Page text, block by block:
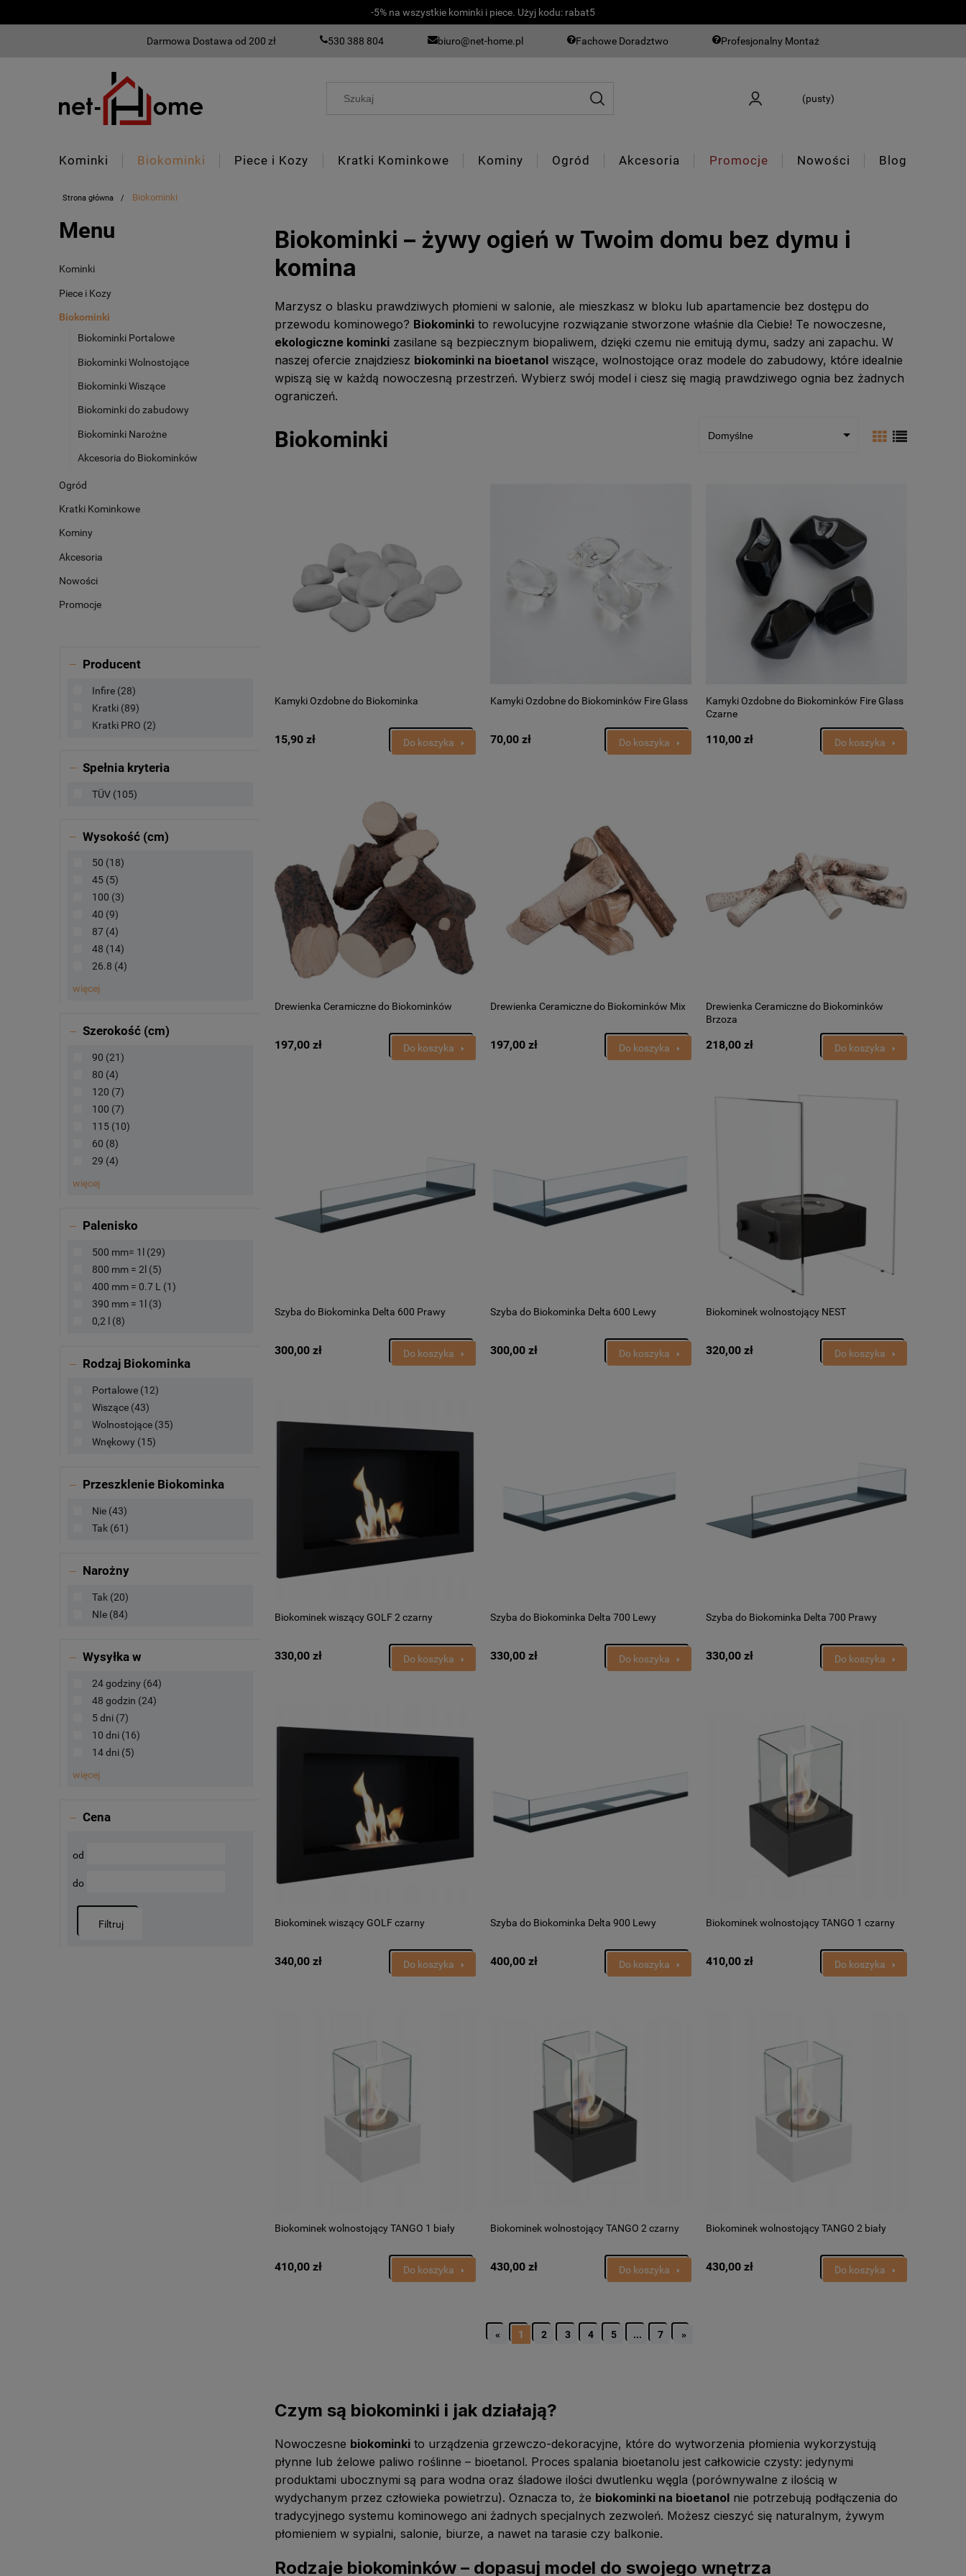
-5% na wszystkie kominki i piece. Użyj kodu: rabat5
Darmowa Dostawa od 200 zł 530 388 804 biuro@net-home.pl Fachowe Doradztwo Profesjonalny Montaż
(pusty)
Kominki Biokominki Piece i Kozy Kratki Kominkowe Kominy Ogród Akcesoria Promocje Nowości Blog
Strona główna Biokominki
Menu
Kominki
Piece i Kozy
Biokominki
Biokominki Portalowe
Biokominki Wolnostojące
Biokominki Wiszące
Biokominki do zabudowy
Biokominki Narożne
Akcesoria do Biokominków
Ogród
Kratki Kominkowe
Kominy
Akcesoria
Nowości
Promocje
Producent
Infire (28)
Kratki (89)
Kratki PRO (2)
Spełnia kryteria
TÜV (105)
Wysokość (cm)
50 (18)
45 (5)
100 (3)
40 (9)
87 (4)
48 (14)
26.8 (4)
więcej
Szerokość (cm)
90 (21)
80 (4)
120 (7)
100 (7)
115 (10)
60 (8)
29 (4)
więcej
Palenisko
500 mm= 1l
(29)
800 mm = 2l (5)
400 mm = 0.7 L (1)
390 mm = 1l (3)
0,2 l
(8)
Rodzaj Biokominka
Portalowe (12)
Wiszące (43)
Wolnostojące (35)
Wnękowy (15)
Przeszklenie Biokominka
Nie (43)
Tak (61)
Narożny
Tak (20)
NIe (84)
Wysyłka w
24 godziny (64)
48 godzin (24)
5 dni (7)
10 dni (16)
14 dni (5)
więcej
Cena
od
do
Filtruj
Biokominki – żywy ogień w Twoim domu bez dymu i
komina
Marzysz o blasku prawdziwych płomieni w salonie, ale mieszkasz w bloku lub apartamencie bez dostępu do
przewodu kominowego? Biokominki to rewolucyjne rozwiązanie stworzone właśnie dla Ciebie! Te nowoczesne,
ekologiczne kominki zasilane są bezpiecznym biopaliwem, dzięki czemu nie emitują dymu, sadzy ani zapachu. W
naszej ofercie znajdziesz biokominki na bioetanol wiszące, wolnostojące oraz modele do zabudowy, które idealnie
wpiszą się w każdą nowoczesną przestrzeń. Wybierz swój model i ciesz się magią prawdziwego ognia bez żadnych
ograniczeń.
Biokominki
Kamyki Ozdobne do Biokominka
15,90 zł Do koszyka
Kamyki Ozdobne do Biokominków Fire Glass
70,00 zł Do koszyka
Kamyki Ozdobne do Biokominków Fire Glass
Czarne
110,00 zł Do koszyka
Drewienka Ceramiczne do Biokominków
197,00 zł Do koszyka
Drewienka Ceramiczne do Biokominków Mix
197,00 zł Do koszyka
Drewienka Ceramiczne do Biokominków
Brzoza
218,00 zł Do koszyka
Szyba do Biokominka Delta 600 Prawy
300,00 zł Do koszyka
Szyba do Biokominka Delta 600 Lewy
300,00 zł Do koszyka
Biokominek wolnostojący NEST
320,00 zł Do koszyka
Biokominek wiszący GOLF 2 czarny
330,00 zł Do koszyka
Szyba do Biokominka Delta 700 Lewy
330,00 zł Do koszyka
Szyba do Biokominka Delta 700 Prawy
330,00 zł Do koszyka
Biokominek wiszący GOLF czarny
340,00 zł Do koszyka
Szyba do Biokominka Delta 900 Lewy
400,00 zł Do koszyka
Biokominek wolnostojący TANGO 1 czarny
410,00 zł Do koszyka
Biokominek wolnostojący TANGO 1 biały
410,00 zł Do koszyka
Biokominek wolnostojący TANGO 2 czarny
430,00 zł Do koszyka
Biokominek wolnostojący TANGO 2 biały
430,00 zł Do koszyka
« 1 2 3 4 5 ... 7 »
Czym są biokominki i jak działają?
Nowoczesne biokominki to urządzenia grzewczo-dekoracyjne, które do wytworzenia płomienia wykorzystują
płynne lub żelowe paliwo roślinne – bioetanol. Proces spalania bioetanolu jest całkowicie czysty: jedynymi
produktami ubocznymi są para wodna oraz śladowe ilości dwutlenku węgla (porównywalne z ilością w
wydychanym przez człowieka powietrzu). Oznacza to, że biokominki na bioetanol nie potrzebują podłączenia do
tradycyjnego systemu kominowego ani żadnych specjalnych zezwoleń. Możesz cieszyć się naturalnym, żywym
płomieniem w sypialni, salonie, biurze, a nawet na tarasie czy balkonie.
Rodzaje biokominków – dopasuj model do swojego wnętrza